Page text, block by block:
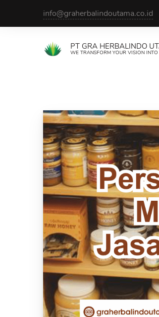
info@graherbalindoutama.co.id
PT GRA HERBALINDO
WE TRANSFORM YOUR VISION INTO